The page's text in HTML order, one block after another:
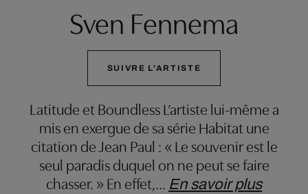
Sven Fennema
SUIVRE L'ARTISTE
Latitude et Boundless L’artiste lui-même a
mis en exergue de sa série Habitat une
citation de Jean Paul : « Le souvenir est le
seul paradis duquel on ne peut se faire
chasser. » En effet,… En savoir plus